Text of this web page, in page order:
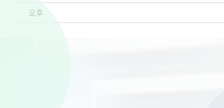
오후